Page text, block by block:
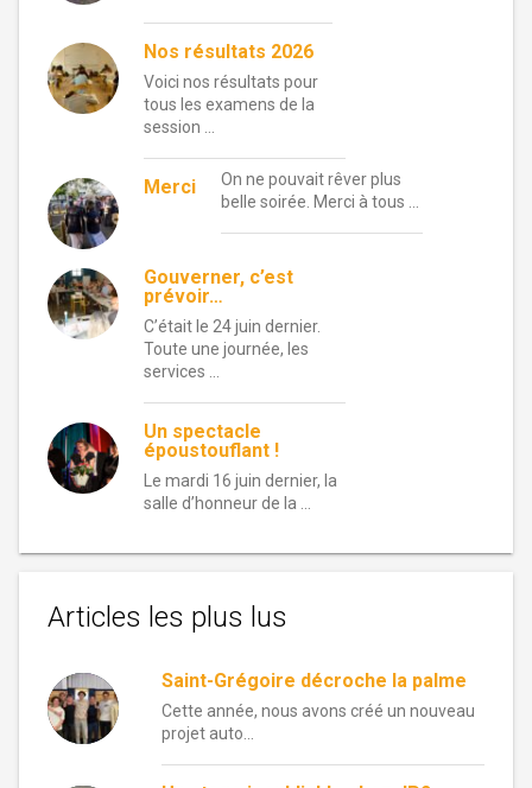
Nos résultats 2026
Voici nos résultats pour
tous les examens de la
session …
Merci
On ne pouvait rêver plus
belle soirée. Merci à tous …
Gouverner, c’est
prévoir…
C’était le 24 juin dernier.
Toute une journée, les
services …
Un spectacle
époustouflant !
Le mardi 16 juin dernier, la
salle d’honneur de la …
Articles les plus lus
Saint-Grégoire décroche la palme
Cette année, nous avons créé un nouveau
projet auto...